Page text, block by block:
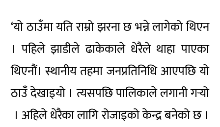
‘यो ठाउँमा यति राम्रो झरना छ भन्ने लागेको थिएन
। पहिले झाडीले ढाकेकाले धेरैले थाहा पाएका
थिएनौं। स्थानीय तहमा जनप्रतिनिधि आएपछि यो
ठाउँ देखाइयो । त्यसपछि पालिकाले लगानी गर्‍यो
। अहिले धेरैका लागि रोजाइको केन्द्र बनेको छ ।